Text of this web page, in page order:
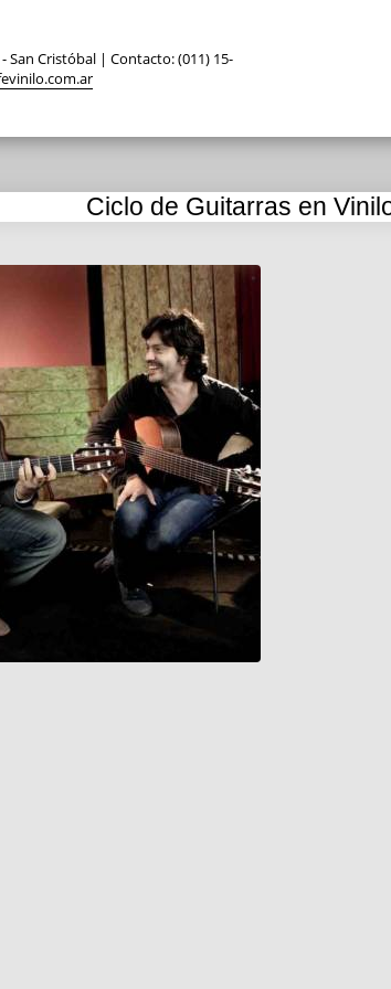
San Cristóbal | Contacto: (011) 15-
Ciclo de Guitarras en